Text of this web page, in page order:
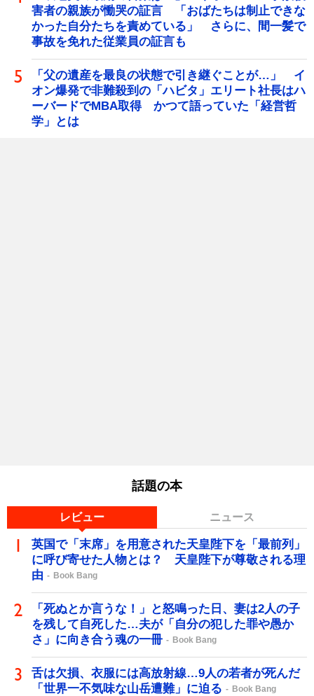
害者の親族が慟哭の証言 「おばたちは制止できな
かった自分たちを責めている」 さらに、間一髪で
事故を免れた従業員の証言も
「父の遺産を最良の状態で引き継ぐことが…」 イ
オン爆発で非難殺到の「ハビタ」エリート社長はハ
ーバードでMBA取得 かつて語っていた「経営哲
学」とは
話題の本
レビュー ニュース
英国で「末席」を用意された天皇陛下を「最前列」
に呼び寄せた人物とは？ 天皇陛下が尊敬される理
由
Book Bang
「死ぬとか言うな！」と怒鳴った日、妻は2人の子
を残して自死した…夫が「自分の犯した罪や愚か
さ」に向き合う魂の一冊
Book Bang
舌は欠損、衣服には高放射線…9人の若者が死んだ
「世界一不気味な山岳遭難」に迫る
Book Bang